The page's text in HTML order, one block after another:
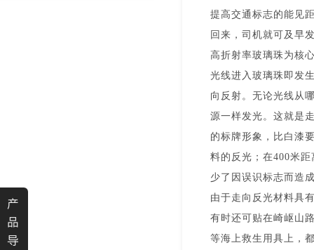
渐变反光面料
彩色反光布
提高交通标志的能见
回来，司机就可及早
高折射率玻璃珠为核
光线进入玻璃珠即发
向反射。无论光线从
源一样发光。这就是
的标牌形象，比白漆
料的反光；在400米距
少了因误识标志而造
由于走向反光材料具
有时还可贴在崎岖山
等海上救生用具上，
产
品
导